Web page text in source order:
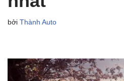
bởi Thành Auto